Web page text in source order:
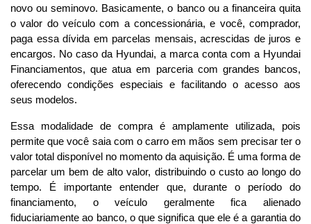
novo ou seminovo. Basicamente, o banco ou a financeira quita
o valor do veículo com a concessionária, e você, comprador,
paga essa dívida em parcelas mensais, acrescidas de juros e
encargos. No caso da Hyundai, a marca conta com a Hyundai
Financiamentos, que atua em parceria com grandes bancos,
oferecendo condições especiais e facilitando o acesso aos
seus modelos.
Essa modalidade de compra é amplamente utilizada, pois
permite que você saia com o carro em mãos sem precisar ter o
valor total disponível no momento da aquisição. É uma forma de
parcelar um bem de alto valor, distribuindo o custo ao longo do
tempo. É importante entender que, durante o período do
financiamento, o veículo geralmente fica alienado
fiduciariamente ao banco, o que significa que ele é a garantia do